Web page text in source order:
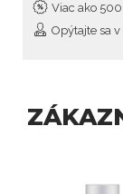
Viac ako
Opýtajte sa v